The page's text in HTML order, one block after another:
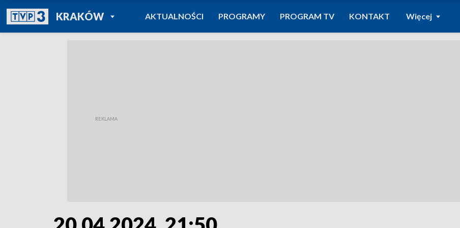
KRAKÓWPOWRÓT DO
TVP REGIONY
AKTUALNOŚCI PROGRAMY PROGRAM TV KONTAKT Więcej